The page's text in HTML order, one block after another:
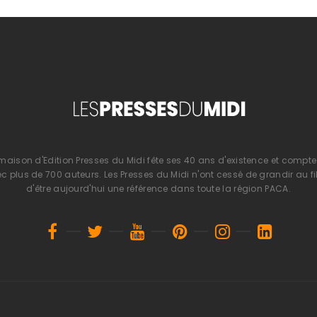
maison d'Edition Presses du Midi fête ses 40 ans d'existence et
plus de 700 auteurs. Les Presses du Midi n'ont cessé de grandir au
d'être aujourd'hui une référence dans toute la région PACA.